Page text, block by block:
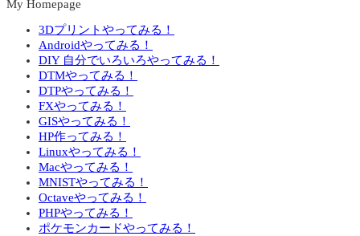
My Homepage
3Dプリントやってみる！
Androidやってみる！
DIY 自分でいろいろやってみる！
DTMやってみる！
DTPやってみる！
FXやってみる！
GISやってみる！
HP作ってみる！
Linuxやってみる！
Macやってみる！
MNISTやってみる！
Octaveやってみる！
PHPやってみる！
ポケモンカードやってみる！